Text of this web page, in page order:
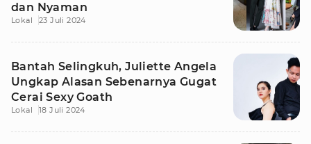
dan Nyaman
Lokal 23 Juli 2024
Bantah Selingkuh, Juliette Angela
Ungkap Alasan Sebenarnya Gugat
Cerai Sexy Goath
Lokal 18 Juli 2024